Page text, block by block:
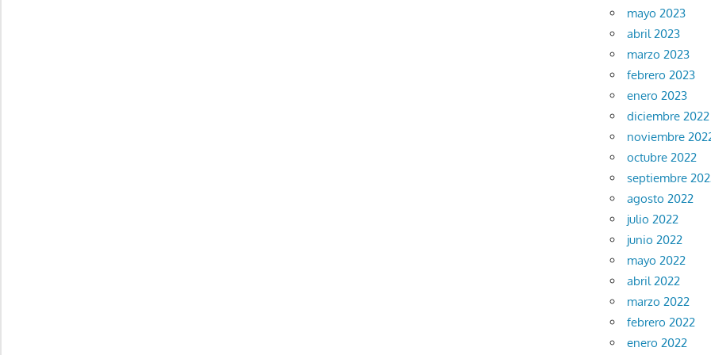
mayo 2023
abril 2023
marzo 2023
febrero 2023
enero 2023
diciembre 2022
noviembre
octubre 2022
septiembre
agosto 2022
julio 2022
junio 2022
mayo 2022
abril 2022
marzo 2022
febrero 2022
enero 2022